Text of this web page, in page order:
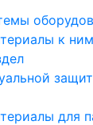
к ним
для